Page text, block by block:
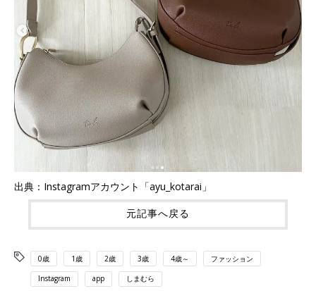
出典：Instagramアカウント「ayu_kotarai」
元記事へ戻る
0歳 1歳 2歳 3歳 4歳～ ファッション
Instagram app しまむら